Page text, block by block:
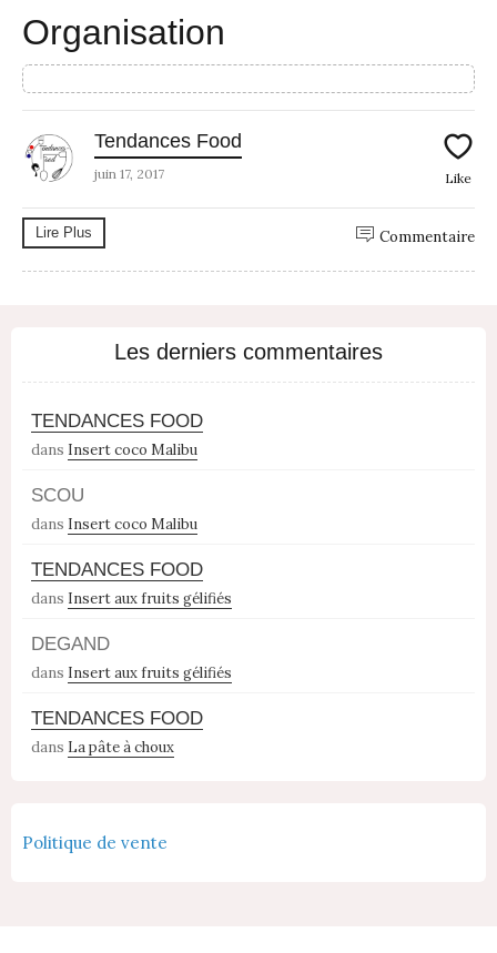
Organisation
Tendances Food
juin 17, 2017 Like
Lire Plus Commentaire
Les derniers commentaires
TENDANCES FOOD
dans Insert coco Malibu
SCOU
dans Insert coco Malibu
TENDANCES FOOD
dans Insert aux fruits gélifiés
DEGAND
dans Insert aux fruits gélifiés
TENDANCES FOOD
dans La pâte à choux
Politique de vente